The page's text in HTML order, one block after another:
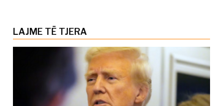
LAJME TË TJERA